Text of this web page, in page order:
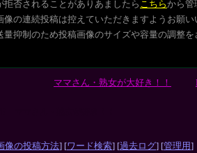
否されることがありあましたらこちらから管
の連続投稿は控えていただきますようお願い
抑制のため投稿画像のサイズや容量の調整
ママさん・熟女が大好き！！
像の投稿方法] [ワード検索] [過去ログ] [管理用]